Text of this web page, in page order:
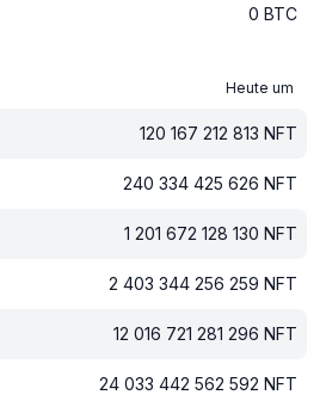
0 BTC
Heute um
120 167 212 813 NFT
240 334 425 626 NFT
1 201 672 128 130 NFT
2 403 344 256 259 NFT
12 016 721 281 296 NFT
24 033 442 562 592 NFT